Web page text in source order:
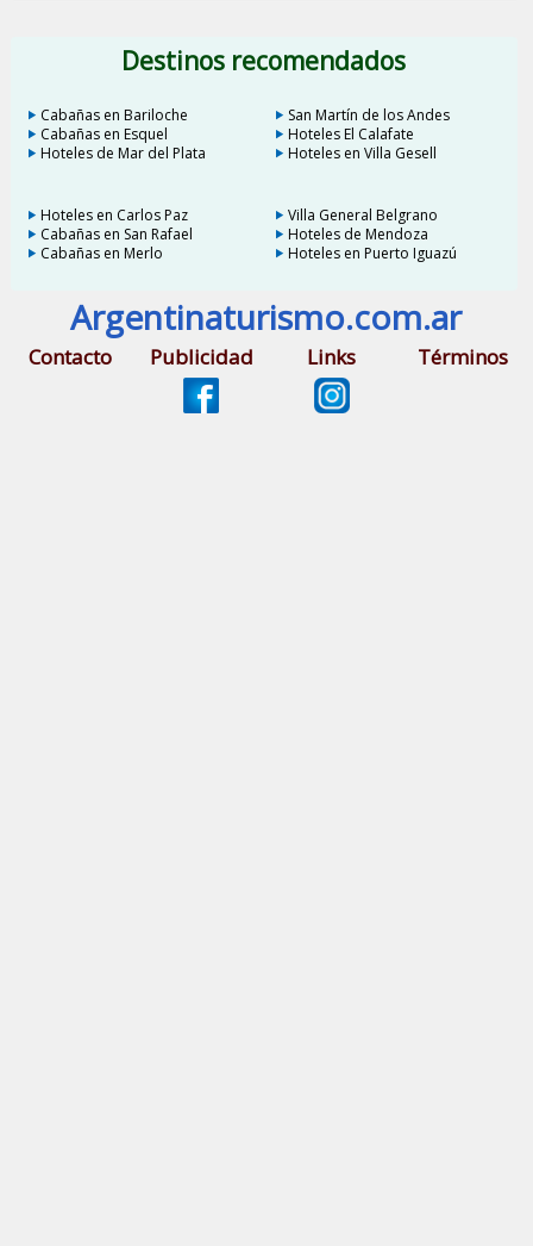
Destinos recomendados
Cabañas en Bariloche
San Martín de los Andes
Cabañas en Esquel
Hoteles El Calafate
Hoteles de Mar del Plata
Hoteles en Villa Gesell
Hoteles en Carlos Paz
Villa General Belgrano
Cabañas en San Rafael
Hoteles de Mendoza
Cabañas en Merlo
Hoteles en Puerto Iguazú
Argentinaturismo.com.ar
Contacto Publicidad Links Términos